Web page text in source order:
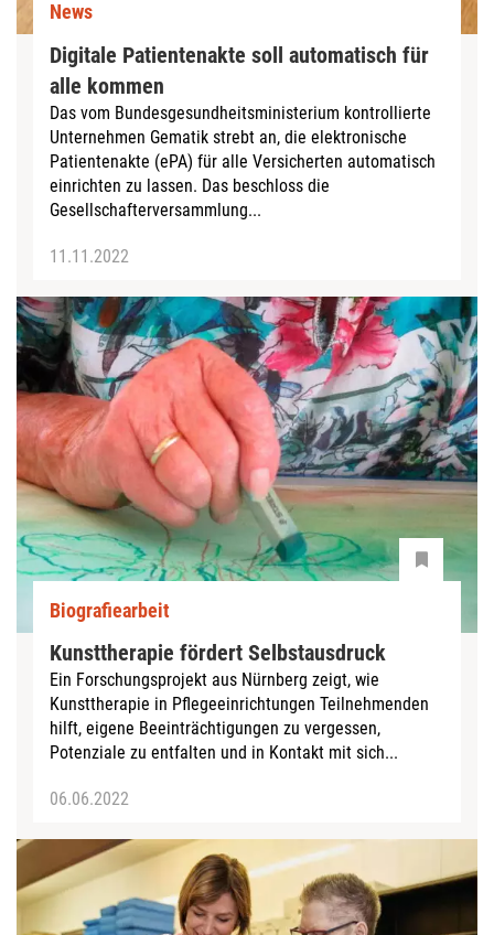
News
Digitale Patientenakte soll automatisch für
alle kommen
Das vom Bundesgesundheitsministerium kontrollierte
Unternehmen Gematik strebt an, die elektronische
Patientenakte (ePA) für alle Versicherten automatisch
einrichten zu lassen. Das beschloss die
Gesellschafterversammlung...
11.11.2022
Biografiearbeit
Kunsttherapie fördert Selbstausdruck
Ein Forschungsprojekt aus Nürnberg zeigt, wie
Kunsttherapie in Pflegeeinrichtungen Teilnehmenden
hilft, eigene Beeinträchtigungen zu vergessen,
Potenziale zu entfalten und in Kontakt mit sich...
06.06.2022